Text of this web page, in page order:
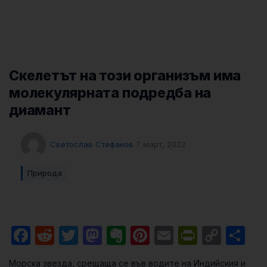
Скелетът на този организъм има
молекулярната подредба на
диамант
Светослав Стефанов 7 март, 2022
Природа
Facebook
RedditTwitter
Mastodon
Evernote
Pinterest
Email
Морска звезда, срещаща се във водите на Индийския и